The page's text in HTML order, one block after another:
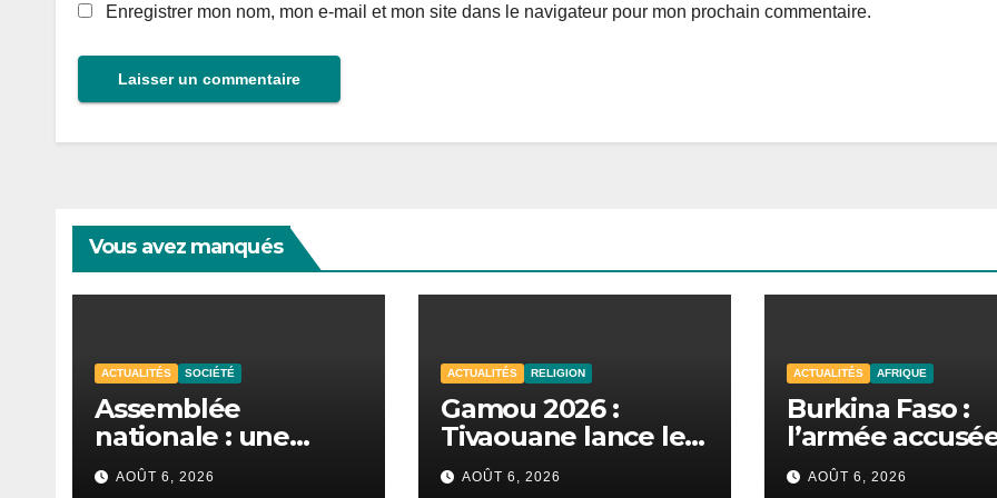
Enregistrer mon nom, mon e-mail et mon site dans le navigateur pour mon prochain commentaire.
Vous avez manqués
ACTUALITÉS SOCIÉTÉ
Assemblée
nationale : une
session
AOÛT 6, 2026
ACTUALITÉS RELIGION
Gamou 2026 :
Tivaouane lance les
préparatifs sous le
AOÛT 6, 2026
ACTUALITÉS AFRIQUE
Burkina Faso :
l’armée
violences contre
AOÛT 6, 2026